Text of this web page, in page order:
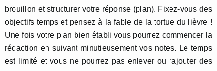
brouillon et structurer votre réponse (plan). Fixez-vous des
objectifs temps et pensez à la fable de la tortue du lièvre !
Une fois votre plan bien établi vous pourrez commencer la
rédaction en suivant minutieusement vos notes. Le temps
est limité et vous ne pourrez pas enlever ou rajouter des